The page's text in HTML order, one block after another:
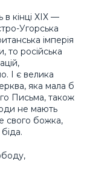
в кінці ХIХ —
Угорська
імперія
то російська
І є велика
яка мала б
Письма, також
не мають
свого божка,